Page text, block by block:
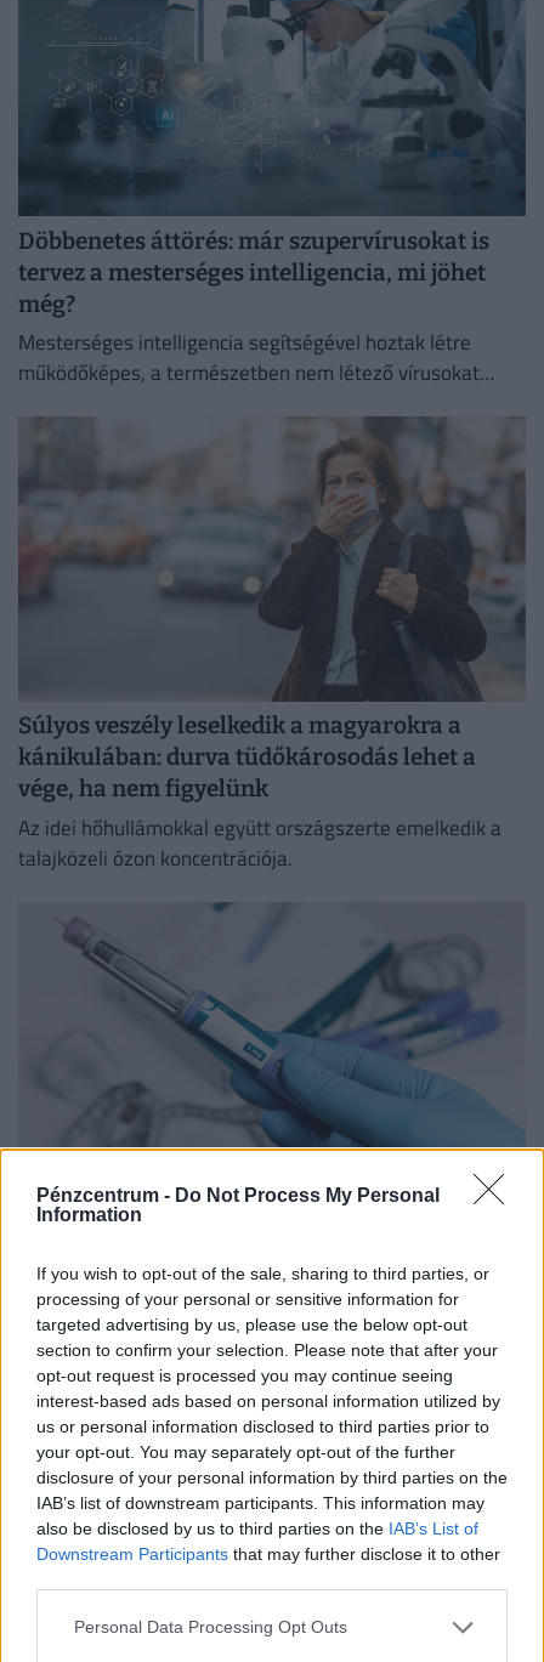
Pénzcentrum - Do Not Process My Personal
Information
If you wish to opt-out of the sale, sharing to third parties, or
processing of your personal or sensitive information for
targeted advertising by us, please use the below opt-out
section to confirm your selection. Please note that after your
opt-out request is processed you may continue seeing
interest-based ads based on personal information utilized by
us or personal information disclosed to third parties prior to
your opt-out. You may separately opt-out of the further
disclosure of your personal information by third parties on the
IAB’s list of downstream participants. This information may
also be disclosed by us to third parties on the IAB’s List of
Downstream Participants that may further disclose it to other
Personal Data Processing Opt Outs
Döbbenetes áttörés: már szupervírusokat is
tervez a mesterséges intelligencia, mi jöhet
még?
Mesterséges intelligencia segítségével hoztak létre
működőképes, a természetben nem létező vírusokat
Súlyos veszély leselkedik a magyarokra a
kánikulában: durva tüdőkárosodás lehet a
vége, ha nem figyelünk
Az idei hőhullámokkal együtt országszerte emelkedik a
talajközeli ózon koncentrációja.
Súlyos, ami kiderült a népszerű
melléhatást találtak, rengeteg haláleset is
történt
A jelenlegi tudományos bizonyítékok alapján a
készítmények alkalmazásának előnyei továbbra is
felülmúlják a kockázatokat.